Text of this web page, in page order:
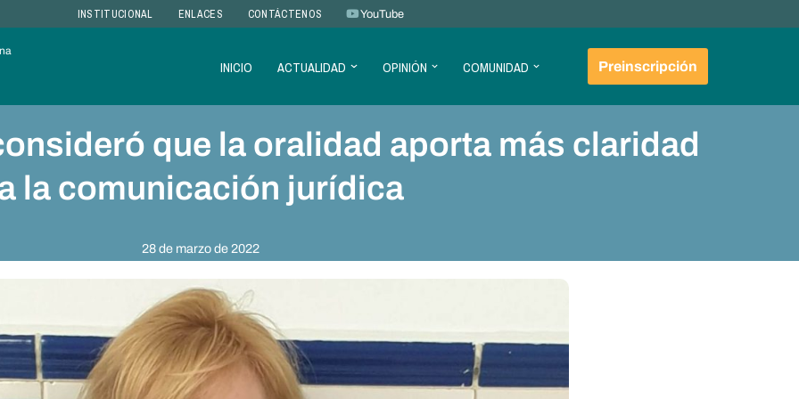
INSTITUCIONAL ENLACES CONTÁCTENOS YouTube
INICIO ACTUALIDAD OPINIÓN COMUNIDAD Preinscripción
que la oralidad aporta más claridad
la comunicación jurídica
28 de marzo de 2022